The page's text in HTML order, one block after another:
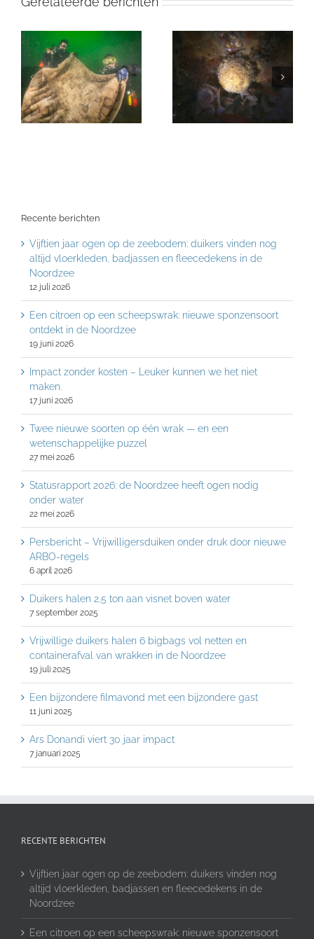
Recente berichten
Vijftien jaar ogen op de zeebodem: duikers vinden nog
altijd vloerkleden, badjassen en fleecedekens in de
Noordzee
12 juli 2026
Een citroen op een scheepswrak: nieuwe sponzensoort
ontdekt in de Noordzee
19 juni 2026
Impact zonder kosten – Leuker kunnen we het niet
maken.
17 juni 2026
Twee nieuwe soorten op één wrak — en een
wetenschappelijke puzzel
27 mei 2026
Statusrapport 2026: de Noordzee heeft ogen nodig
onder water
22 mei 2026
Persbericht – Vrijwilligersduiken onder druk door nieuwe
ARBO-regels
6 april 2026
Duikers halen 2,5 ton aan visnet boven water
7 september 2025
Vrijwillige duikers halen 6 bigbags vol netten en
containerafval van wrakken in de Noordzee
19 juli 2025
Een bijzondere filmavond met een bijzondere gast
11 juni 2025
Ars Donandi viert 30 jaar impact
7 januari 2025
RECENTE BERICHTEN
Vijftien jaar ogen op de zeebodem: duikers vinden nog
altijd vloerkleden, badjassen en fleecedekens in de
Noordzee
Een citroen op een scheepswrak: nieuwe sponzensoort